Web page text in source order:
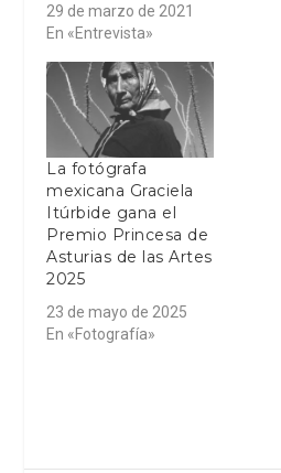
29 de marzo de 2021
En «Entrevista»
La fotógrafa
mexicana Graciela
Itúrbide gana el
Premio Princesa de
Asturias de las Artes
2025
23 de mayo de 2025
En «Fotografía»